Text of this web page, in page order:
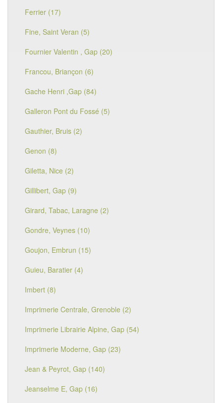
Ferrier (17)
Fine, Saint Veran (5)
Fournier Valentin , Gap (20)
Francou, Briançon (6)
Gache Henri ,Gap (84)
Galleron Pont du Fossé (5)
Gauthier, Bruis (2)
Genon (8)
Giletta, Nice (2)
Gillibert, Gap (9)
Girard, Tabac, Laragne (2)
Gondre, Veynes (10)
Goujon, Embrun (15)
Guieu, Baratier (4)
Imbert (8)
Imprimerie Centrale, Grenoble (2)
Imprimerie Librairie Alpine, Gap (54)
Imprimerie Moderne, Gap (23)
Jean & Peyrot, Gap (140)
Jeanselme E, Gap (16)